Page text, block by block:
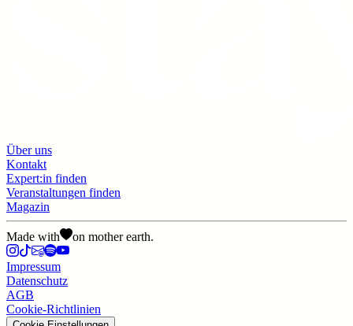
Über uns
Kontakt
Expert:in finden
Veranstaltungen finden
Magazin
Made with on mother earth.
Impressum
Datenschutz
AGB
Cookie-Richtlinien